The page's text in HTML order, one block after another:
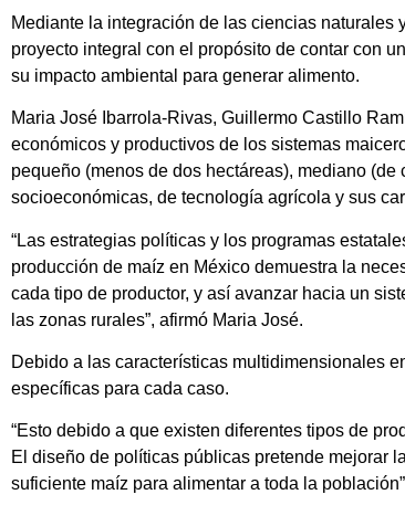
Mediante la integración de las ciencias
proyecto integral con el propósito de contar con
su impacto ambiental para generar alimento.
Maria José Ibarrola-Rivas, Guillermo Castillo
económicos y productivos de los sistemas
pequeño (menos de dos hectáreas), mediano
socioeconómicas, de tecnología agrícola y sus
“Las estrategias políticas y los programas
producción de maíz en México demuestra la
cada tipo de productor, y así avanzar hacia un
las zonas rurales”, afirmó Maria José.
Debido a las características multidimensionales
específicas para cada caso.
“Esto debido a que existen diferentes tipos de
El diseño de políticas públicas pretende mejorar
suficiente maíz para alimentar a toda la